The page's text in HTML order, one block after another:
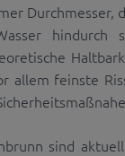
allem feinste
sind